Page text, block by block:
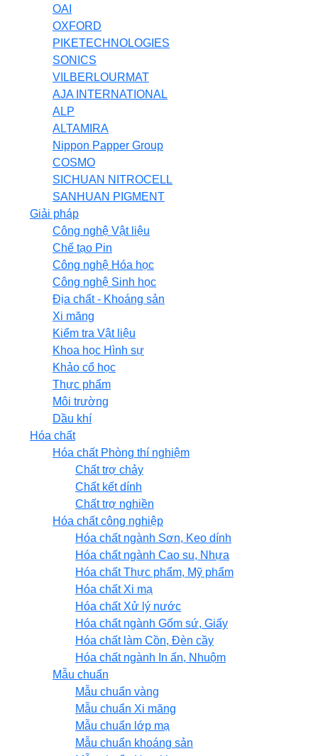
OAI
OXFORD
PIKETECHNOLOGIES
SONICS
VILBERLOURMAT
AJA INTERNATIONAL
ALP
ALTAMIRA
Nippon Papper Group
COSMO
SICHUAN NITROCELL
SANHUAN PIGMENT
Giải pháp
Công nghệ Vật liệu
Chế tạo Pin
Công nghệ Hóa học
Công nghệ Sinh học
Địa chất - Khoáng sản
Xi măng
Kiểm tra Vật liệu
Khoa học Hình sự
Khảo cổ học
Thực phẩm
Môi trường
Dầu khí
Hóa chất
Hóa chất Phòng thí nghiệm
Chất trợ chảy
Chất kết dính
Chất trợ nghiền
Hóa chất công nghiệp
Hóa chất ngành Sơn, Keo dính
Hóa chất ngành Cao su, Nhựa
Hóa chất Thực phẩm, Mỹ phẩm
Hóa chất Xi mạ
Hóa chất Xử lý nước
Hóa chất ngành Gốm sứ, Giấy
Hóa chất làm Cồn, Đèn cầy
Hóa chất ngành In ấn, Nhuộm
Mẫu chuẩn
Mẫu chuẩn vàng
Mẫu chuẩn Xi măng
Mẫu chuẩn lớp mạ
Mẫu chuẩn khoáng sản